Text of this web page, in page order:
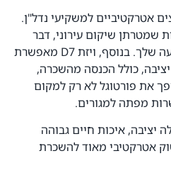
אטרקטיביים למשקיעי נדל"ן.
שמטרתן שיקום עירוני, דבר
שיכול להגדיל את ערך ההשקעה שלך. בנוסף, ויזת D7 מאפשרת
כולל הכנסה מהשכרה,
את פורטוגל לא רק למקום
מפתה למגורים.
יציבה, איכות חיים גבוהה
אטרקטיבי מאוד להשכרת